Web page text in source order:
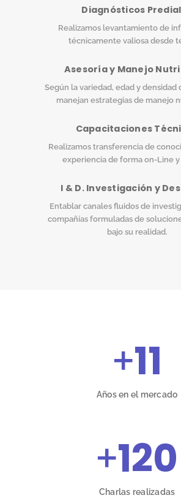
Diagnósticos
Realizamos levantamiento de
técnicamente valiosa desde
Asesoría y Manejo
Según la variedad, edad y densidad
manejan estrategias de manejo
Capacitaciones
Realizamos transferencia de
experiencia de forma on-Line
I & D. Investigación y
Entablar canales fluidos de
compañías formuladas de
bajo su realidad.
+11
Años en el mercado
+120
Charlas realizadas